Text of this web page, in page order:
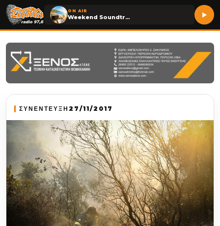
ON AIR
Weekend Soundtrack
ΣΥΝΕΝΤΕΥΞΗ 27/11/2017